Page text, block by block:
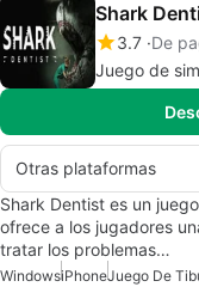
Shark
3.7 De
Juego de
Otras plataformas
Shark Dentist es un
ofrece a los jugadores
tratar los problemas…
WindowsiPhoneJuego De